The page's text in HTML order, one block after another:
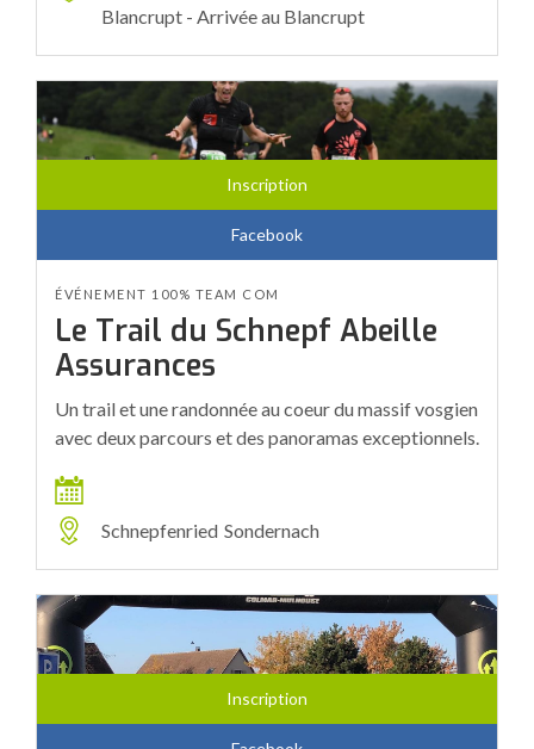
Blancrupt - Arrivée au Blancrupt
Inscription
Facebook
ÉVÉNEMENT 100% TEAM COM
Le Trail du Schnepf Abeille
Assurances
Un trail et une randonnée au coeur du massif vosgien
avec deux parcours et des panoramas exceptionnels.
Schnepfenried Sondernach
Inscription